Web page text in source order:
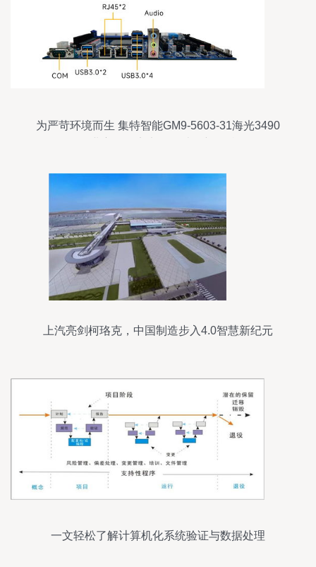
为严苛环境而生 集特智能GM9-5603-31海光3490
上汽亮剑柯珞克，中国制造步入4.0智慧新纪元
一文轻松了解计算机化系统验证与数据处理